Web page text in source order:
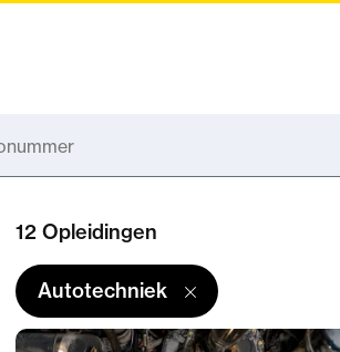
12 Opleidingen
Autotechniek